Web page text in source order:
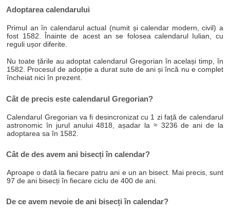
Adoptarea calendarului
Primul an în calendarul actual (numit și calendar modern, civil) a
fost 1582. Înainte de acest an se folosea calendarul Iulian, cu
reguli ușor diferite.
Nu toate țările au adoptat calendarul Gregorian în același timp, în
1582. Procesul de adopție a durat sute de ani și încă nu e complet
încheiat nici în prezent.
Cât de precis este calendarul Gregorian?
Calendarul Gregorian va fi desincronizat cu 1 zi față de calendarul
astronomic în jurul anului 4818, așadar la ≈ 3236 de ani de la
adoptarea sa în 1582.
Cât de des avem ani bisecți în calendar?
Aproape o dată la fiecare patru ani e un an bisect. Mai precis, sunt
97 de ani bisecți în fiecare ciclu de 400 de ani.
De ce avem nevoie de ani bisecți în calendar?